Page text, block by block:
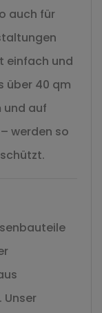
auch für
einfach und
über 40 qm
und auf
werden so